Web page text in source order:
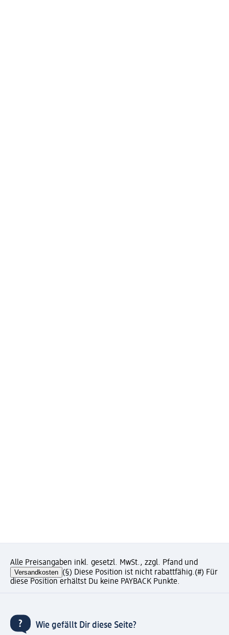
Alle Preisangaben inkl. gesetzl. MwSt., zzgl. Pfand und
Versandkosten (§) Diese Position ist nicht rabattfähig.(#) Für
diese Position erhältst Du keine PAYBACK Punkte.
Wie gefällt Dir diese Seite?